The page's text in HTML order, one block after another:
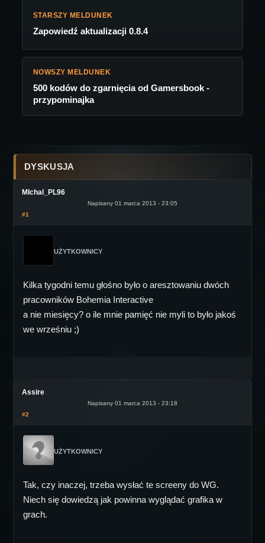
STARSZY MELDUNEK
Zapowiedź aktualizacji 0.8.4
NOWSZY MELDUNEK
500 kodów do zgarnięcia od Gamersbook -
przypominajka
DYSKUSJA
MIchal_PL96
Napisany 01 marca 2013 - 23:05
#1
UŻYTKOWNICY
Kilka tygodni temu głośno było o aresztowaniu dwóch
pracowników Bohemia Interactive
a nie miesięcy? o ile mnie pamięć nie myli to było jakoś
we wrześniu ;)
Assire
Napisany 01 marca 2013 - 23:18
#2
UŻYTKOWNICY
Tak, czy inaczej, trzeba wysłać te screeny do WG.
Niech się dowiedzą jak powinna wyglądać grafika w
grach.